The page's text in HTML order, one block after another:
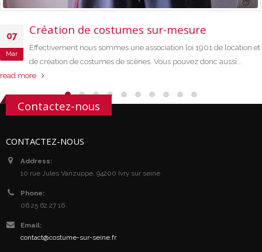
07
Mar
Création de costumes sur-mesure
Effectivement nous sommes une association loi 1901 de location et
de création de costumes de scènes. Vous pouvez donc aussi...
read more
Contactez-nous
CONTACTEZ-NOUS
Address:
10 rue Jules Vanzuppe, 94200 Ivry sur seine
Phone:
06 25 62 27 16
Email:
contact@costume-sur-seine.fr